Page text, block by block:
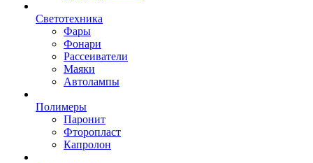
Светотехника
Фары
Фонари
Рассеиватели
Маяки
Автолампы
Полимеры
Паронит
Фторопласт
Капролон